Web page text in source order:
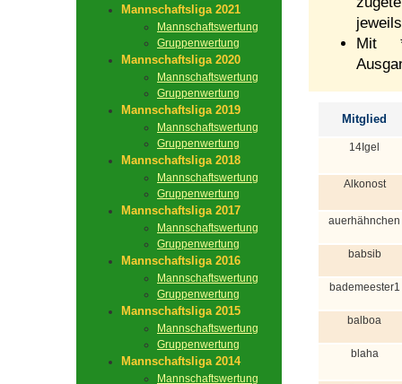
Mannschaftsliga 2021
Mannschaftswertung
Gruppenwertung
Mannschaftsliga 2020
Mannschaftswertung
Gruppenwertung
Mannschaftsliga 2019
Mannschaftswertung
Gruppenwertung
Mannschaftsliga 2018
Mannschaftswertung
Gruppenwertung
Mannschaftsliga 2017
Mannschaftswertung
Gruppenwertung
Mannschaftsliga 2016
Mannschaftswertung
Gruppenwertung
Mannschaftsliga 2015
Mannschaftswertung
Gruppenwertung
Mannschaftsliga 2014
Mannschaftswertung
Mit *
Mitglied
14Igel
Alkonost
auerhähnchen
babsib
bademeester1
balboa
blaha